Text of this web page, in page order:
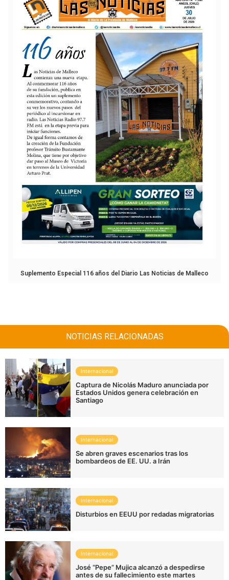
Suplemento Especial 116 años del Diario Las Noticias de Malleco
NOTICIAS RELACIONADAS
Internacional
Captura de Nicolás Maduro anunciada por
Estados Unidos genera celebración en
Santiago
Internacional
Se abren graves escenarios tras los
bombardeos de EE. UU. a Irán
Internacional
Disturbios en EEUU por redadas migratorias
Internacional
José “Pepe” Mujica alcanzó a despedirse
antes de su fallecimiento este martes